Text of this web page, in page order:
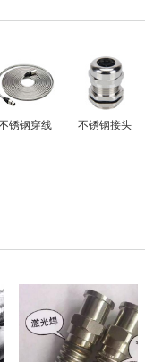
锈钢穿线 不锈钢接头